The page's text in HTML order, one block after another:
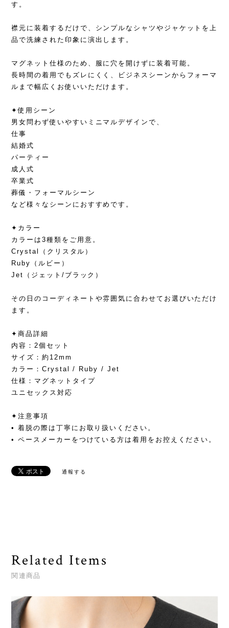
す。
襟元に装着するだけで、シンプルなシャツやジャケットを上
品で洗練された印象に演出します。
マグネット仕様のため、服に穴を開けずに装着可能。
長時間の着用でもズレにくく、ビジネスシーンからフォーマ
ルまで幅広くお使いいただけます。
✦使用シーン
男女問わず使いやすいミニマルデザインで、
仕事
結婚式
パーティー
成人式
卒業式
葬儀・フォーマルシーン
など様々なシーンにおすすめです。
✦カラー
カラーは3種類をご用意。
Crystal（クリスタル）
Ruby（ルビー）
Jet（ジェット/ブラック）
その日のコーディネートや雰囲気に合わせてお選びいただけ
ます。
✦商品詳細
内容：2個セット
サイズ：約12mm
カラー：Crystal / Ruby / Jet
仕様：マグネットタイプ
ユニセックス対応
✦注意事項
• 着脱の際は丁寧にお取り扱いください。
• ペースメーカーをつけている方は着用をお控えください。
通報する
Related Items
関連商品